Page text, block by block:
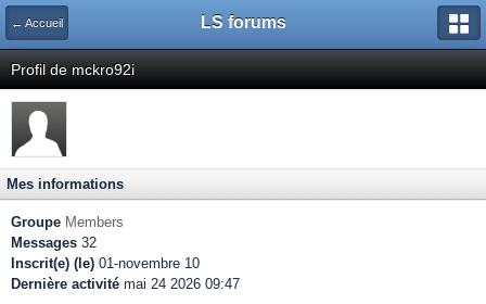
← Accueil LS forums
Profil de mckro92i
Mes informations
Groupe Members
Messages 32
Inscrit(e) (le) 01-novembre 10
Dernière activité mai 24 2026 09:47